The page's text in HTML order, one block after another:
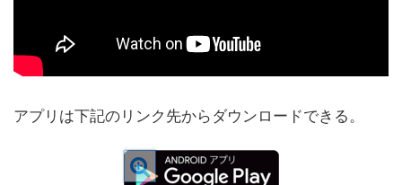
アプリは下記のリンク先からダウンロードできる。